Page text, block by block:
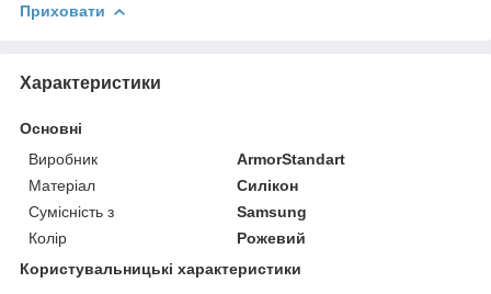
Приховати
Характеристики
Основні
Виробник
ArmorStandart
Матеріал
Силікон
Сумісність з
Samsung
Колір
Рожевий
Користувальницькі характеристики